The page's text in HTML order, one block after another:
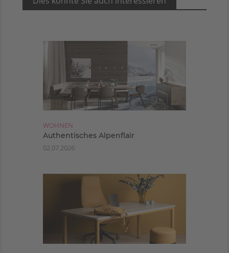
WOHNEN
Authentisches Alpenflair
02.07.2026